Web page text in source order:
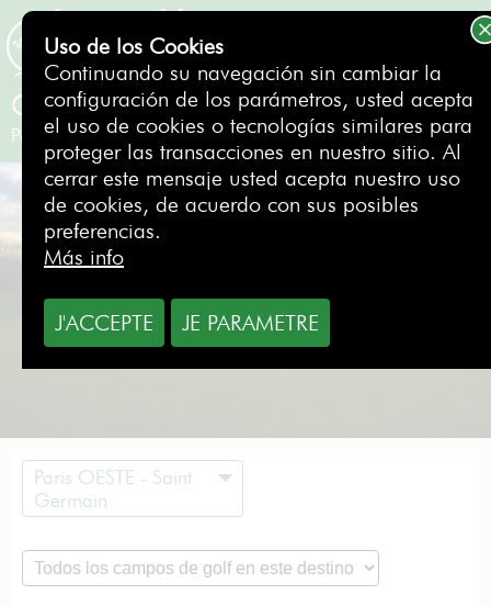
RESERVAR
Golf de Gadancourt
Paris OESTE - Saint Germain- Francia
Paris OESTE - Saint
Germain
Uso de los Cookies
Continuando su navegación sin cambiar la
configuración de los parámetros, usted acepta
el uso de cookies o tecnologías similares para
proteger las transacciones en nuestro sitio. Al
cerrar este mensaje usted acepta nuestro uso
de cookies, de acuerdo con sus posibles
preferencias.
Más info
J'ACCEPTE JE PARAMETRE